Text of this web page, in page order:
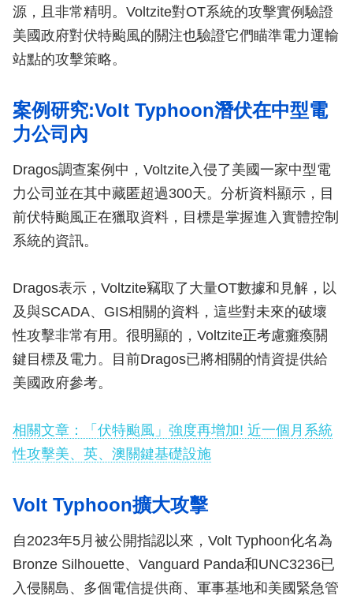
源，且非常精明。Voltzite對OT系統的攻擊實例驗證
美國政府對伏特颱風的關注也驗證它們瞄準電力運輸
站點的攻擊策略。
案例研究:Volt Typhoon潛伏在中型電
力公司內
Dragos調查案例中，Voltzite入侵了美國一家中型電
力公司並在其中藏匿超過300天。分析資料顯示，目
前伏特颱風正在獵取資料，目標是掌握進入實體控制
系統的資訊。
Dragos表示，Voltzite竊取了大量OT數據和見解，以
及與SCADA、GIS相關的資料，這些對未來的破壞
性攻擊非常有用。很明顯的，Voltzite正考慮癱瘓關
鍵目標及電力。目前Dragos已將相關的情資提供給
美國政府參考。
相關文章：「伏特颱風」強度再增加! 近一個月系統
性攻擊美、英、澳關鍵基礎設施
Volt Typhoon擴大攻擊
自2023年5月被公開指認以來，Volt Typhoon化名為
Bronze Silhouette、Vanguard Panda和UNC3236已
入侵關島、多個電信提供商、軍事基地和美國緊急管